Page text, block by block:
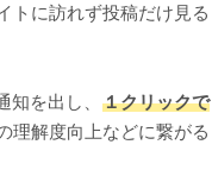
トに訪れず投稿だけ見る
を出し、 １クリックで
理解度向上などに繋がる